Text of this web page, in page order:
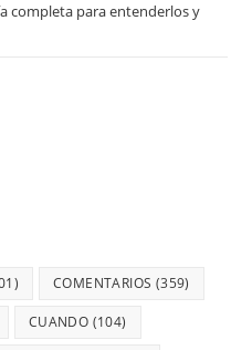
completa para entenderlos y
COMENTARIOS (359)
CUANDO (104)